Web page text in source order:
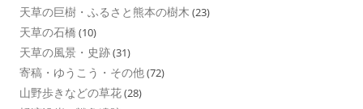
天草の巨樹・ふるさと熊本の樹木 (23)
天草の石橋 (10)
天草の風景・史跡(31)
寄稿・ゆうこう・その他(72)
山野歩きなどの草花(28)